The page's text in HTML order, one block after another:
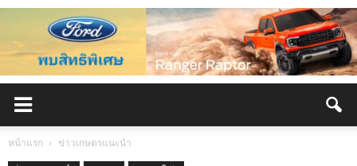
หน้าแรก ข่าวเกษตรแนะนำ